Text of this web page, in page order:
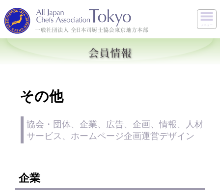
メニュー
その他
協会・団体、企業、広告、企画、情報、人材
サービス、ホームページ企画運営デザイン
企業